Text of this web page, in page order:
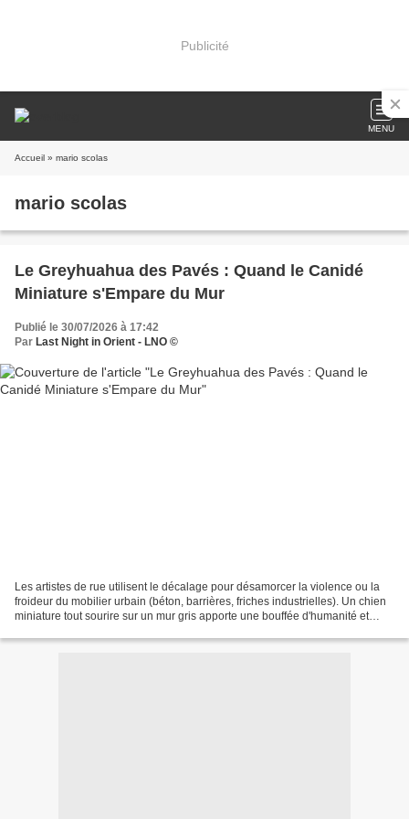
Publicité
MENU
Accueil » mario scolas
mario scolas
Le Greyhuahua des Pavés : Quand le Canidé
Miniature s'Empare du Mur
Publié le 30/07/2026 à 17:42
Par Last Night in Orient - LNO ©
Les artistes de rue utilisent le décalage pour désamorcer la violence ou la
froideur du mobilier urbain (béton, barrières, friches industrielles). Un chien
miniature tout sourire sur un mur gris apporte une bouffée d'humanité et